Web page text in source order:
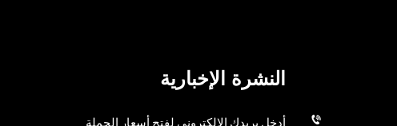
النشرة الإخبارية
أدخل بريدك الإلكتروني لفتح أسعار الجملة